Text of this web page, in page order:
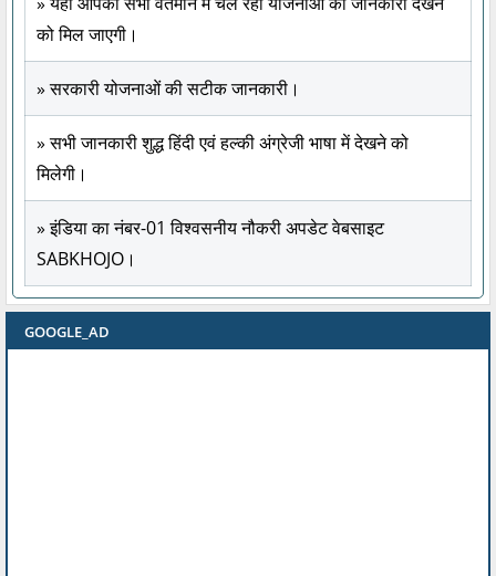
को मिल जाएगी।
» सरकारी योजनाओं की सटीक जानकारी।
» सभी जानकारी शुद्ध हिंदी एवं हल्की अंग्रेजी भाषा में देखने को
मिलेगी।
» इंडिया का नंबर-01 विश्वसनीय नौकरी अपडेट वेबसाइट
SABKHOJO।
GOOGLE_AD